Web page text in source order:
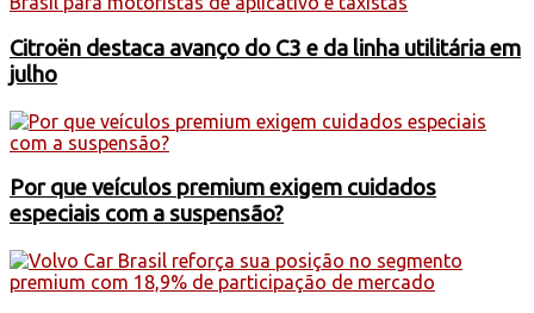
Citroën destaca avanço do C3 e da linha utilitária em
julho
Por que veículos premium exigem cuidados
especiais com a suspensão?